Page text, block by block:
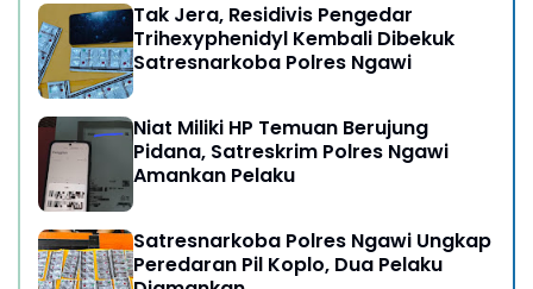
Tak Jera, Residivis Pengedar
Trihexyphenidyl Kembali Dibekuk
Satresnarkoba Polres Ngawi
Niat Miliki HP Temuan Berujung
Pidana, Satreskrim Polres Ngawi
Amankan Pelaku
Satresnarkoba Polres Ngawi Ungkap
Peredaran Pil Koplo, Dua Pelaku